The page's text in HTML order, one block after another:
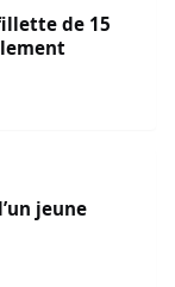
de 15
jeune